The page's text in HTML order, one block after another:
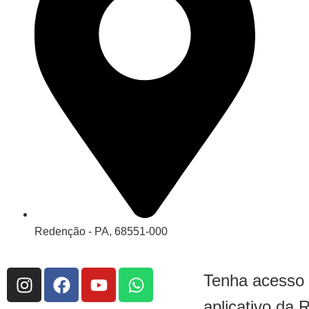
Redenção - PA, 68551-000
Tenha acesso